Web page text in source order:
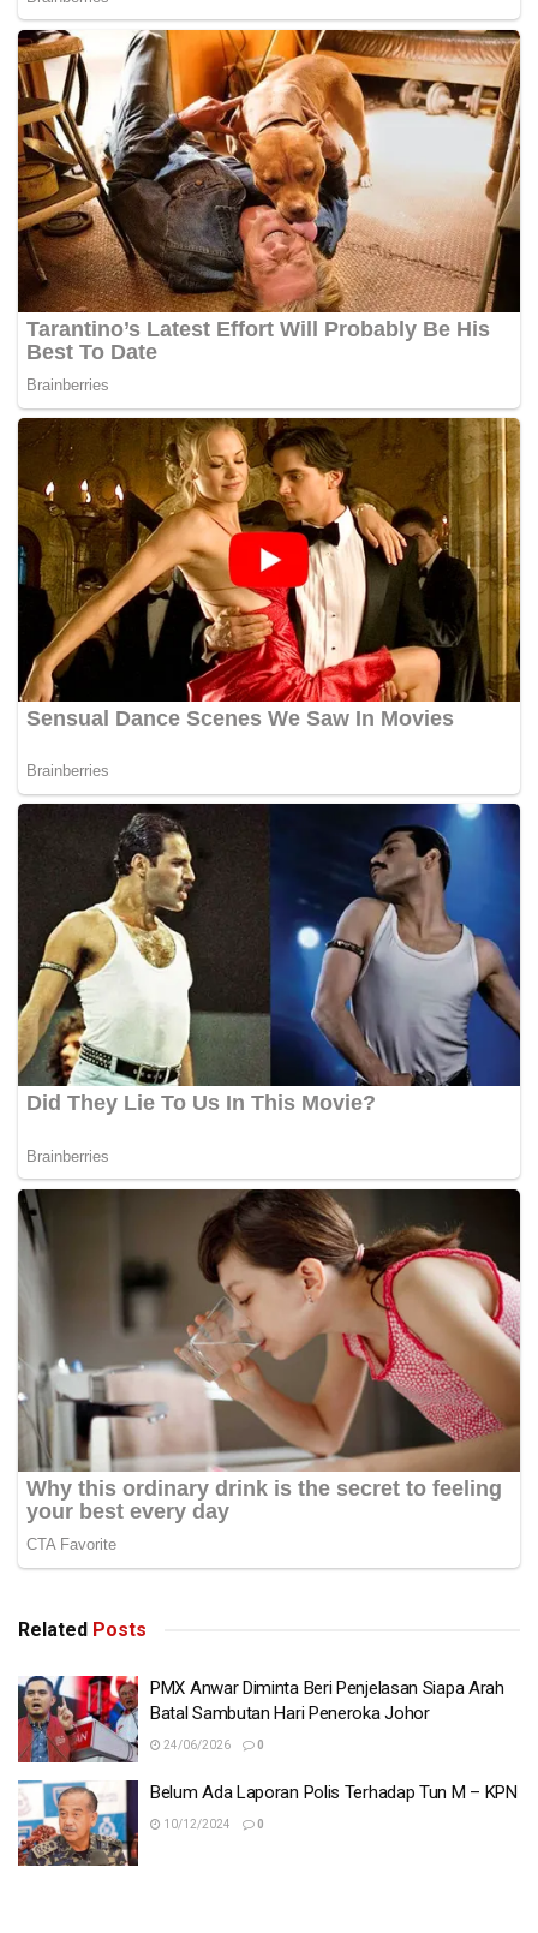
Tags: Tun Dr Mahathir
Related Posts
PMX Anwar Diminta Beri Penjelasan Siapa Arah
Batal Sambutan Hari Peneroka Johor
24/06/2026 0
Belum Ada Laporan Polis Terhadap Tun M – KPN
10/12/2024 0